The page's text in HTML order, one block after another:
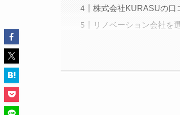
株式会社KURASUの口
リノベーション会社を